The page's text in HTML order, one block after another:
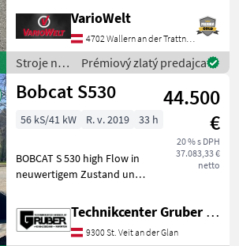
54cm Stroje na stavbu
Kompaktný nakladač
VarioWelt
4702 Wallern an der Trattnach
Stroje na
stavbu /
Bobcat
Prémiový zlatý predajca
Bobcat S530
44.500
€
20 % s DPH
37.083,33 €
netto
56 kS/41 kW R. v. 2019 33 h
BOBCAT S 530 high Flow in
neuwertigem Zustand und
Verkaufspreis neu: 60.000 €
inkl. * Kubota Motor ! * High
flow Hydraulik * 1823 kg
Technikcenter Gruber GmbH
9300 St. Veit an der Glan